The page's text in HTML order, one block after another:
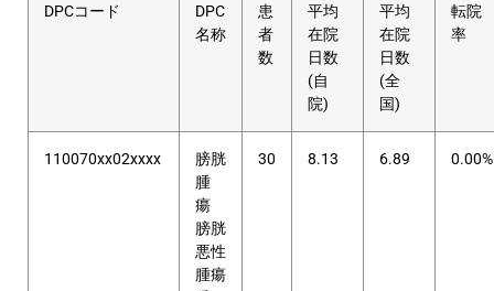
DPCコード
DPC
名称
患
者
数
平均
在院
日数
(自
院)
平均
在院
日数
(全
国)
転院
率
110070xx02xxxx
膀胱
腫
瘍
膀胱
悪性
腫瘍
30 8.13 6.89 0.00%